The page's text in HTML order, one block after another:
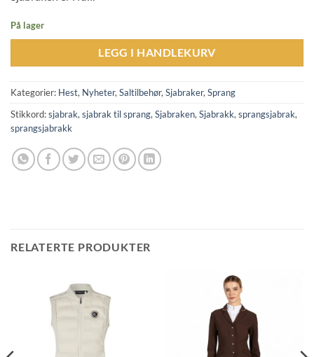
På lager
LEGG I HANDLEKURV
Kategorier: Hest, Nyheter, Saltilbehør, Sjabraker, Sprang
Stikkord:sjabrak, sjabrak til sprang, Sjabraken, Sjabrakk, sprangsjabrak,
sprangsjabrakk
RELATERTE PRODUKTER